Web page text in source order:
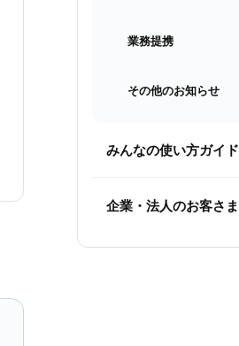
業務提携
その他のお知らせ
みんなの使い方ガイド
企業・法人のお客さま